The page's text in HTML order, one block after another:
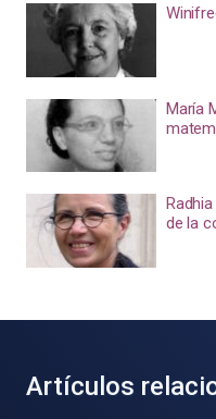
María
de la
Artículos